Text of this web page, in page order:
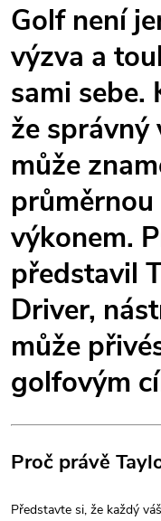
Golf není
výzva a
sami sebe.
že správný
může
výkonem.
představil
Driver,
může
golfovým
Proč právě
Představte si, že každý